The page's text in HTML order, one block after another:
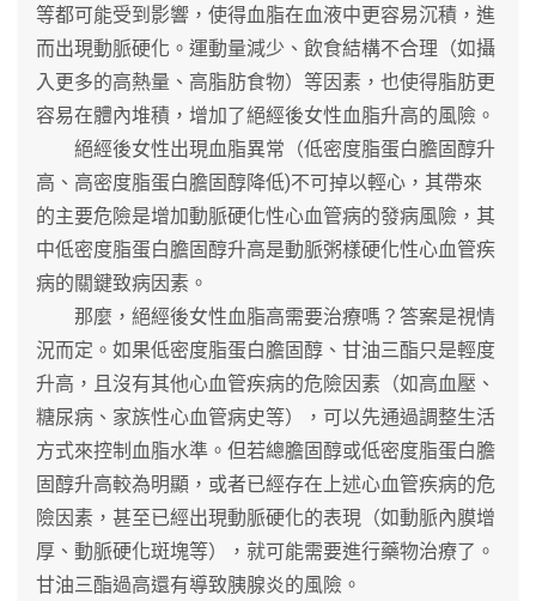
等都可能受到影響，使得血脂在血液中更容易沉積，進
而出現動脈硬化。運動量減少、飲食結構不合理（如攝
入更多的高熱量、高脂肪食物）等因素，也使得脂肪更
容易在體內堆積，增加了絕經後女性血脂升高的風險。
絕經後女性出現血脂異常（低密度脂蛋白膽固醇升
高、高密度脂蛋白膽固醇降低)不可掉以輕心，其帶來
的主要危險是增加動脈硬化性心血管病的發病風險，其
中低密度脂蛋白膽固醇升高是動脈粥樣硬化性心血管疾
病的關鍵致病因素。
那麼，絕經後女性血脂高需要治療嗎？答案是視情
況而定。如果低密度脂蛋白膽固醇、甘油三酯只是輕度
升高，且沒有其他心血管疾病的危險因素（如高血壓、
糖尿病、家族性心血管病史等），可以先通過調整生活
方式來控制血脂水準。但若總膽固醇或低密度脂蛋白膽
固醇升高較為明顯，或者已經存在上述心血管疾病的危
險因素，甚至已經出現動脈硬化的表現（如動脈內膜增
厚、動脈硬化斑塊等），就可能需要進行藥物治療了。
甘油三酯過高還有導致胰腺炎的風險。